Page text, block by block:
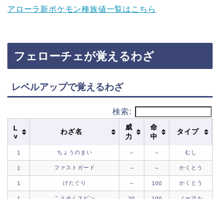
アローラ新ポケモン種族値一覧はこちら
フェローチェが覚えるわざ
レベルアップで覚えるわざ
検索:
L
v
わざ名
威
力
命
中
タイプ
1 ちょうのまい – – むし
1 ファストガード – – かくとう
1 けたぐり – 100 かくとう